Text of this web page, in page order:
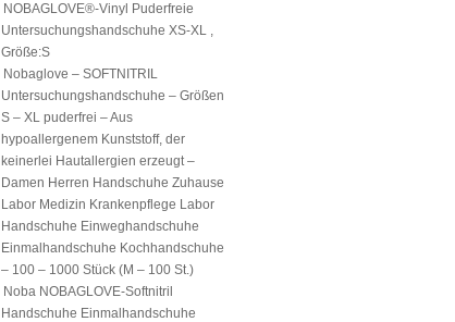
NOBAGLOVE®-Vinyl Puderfreie
Untersuchungshandschuhe XS-XL ,
Größe:S
Nobaglove – SOFTNITRIL
Untersuchungshandschuhe – Größen
S – XL puderfrei – Aus
hypoallergenem Kunststoff, der
keinerlei Hautallergien erzeugt –
Damen Herren Handschuhe Zuhause
Labor Medizin Krankenpflege Labor
Handschuhe Einweghandschuhe
Einmalhandschuhe Kochhandschuhe
– 100 – 1000 Stück (M – 100 St.)
Noba NOBAGLOVE-Softnitril
Handschuhe Einmalhandschuhe